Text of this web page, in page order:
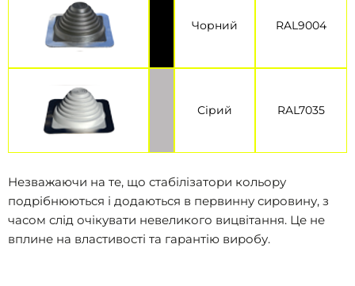
Чорний RAL9004
Сірий RAL7035
Незважаючи на те, що стабілізатори кольору
подрібнюються і додаються в первинну сировину, з
часом слід очікувати невеликого вицвітання. Це не
вплине на властивості та гарантію виробу.